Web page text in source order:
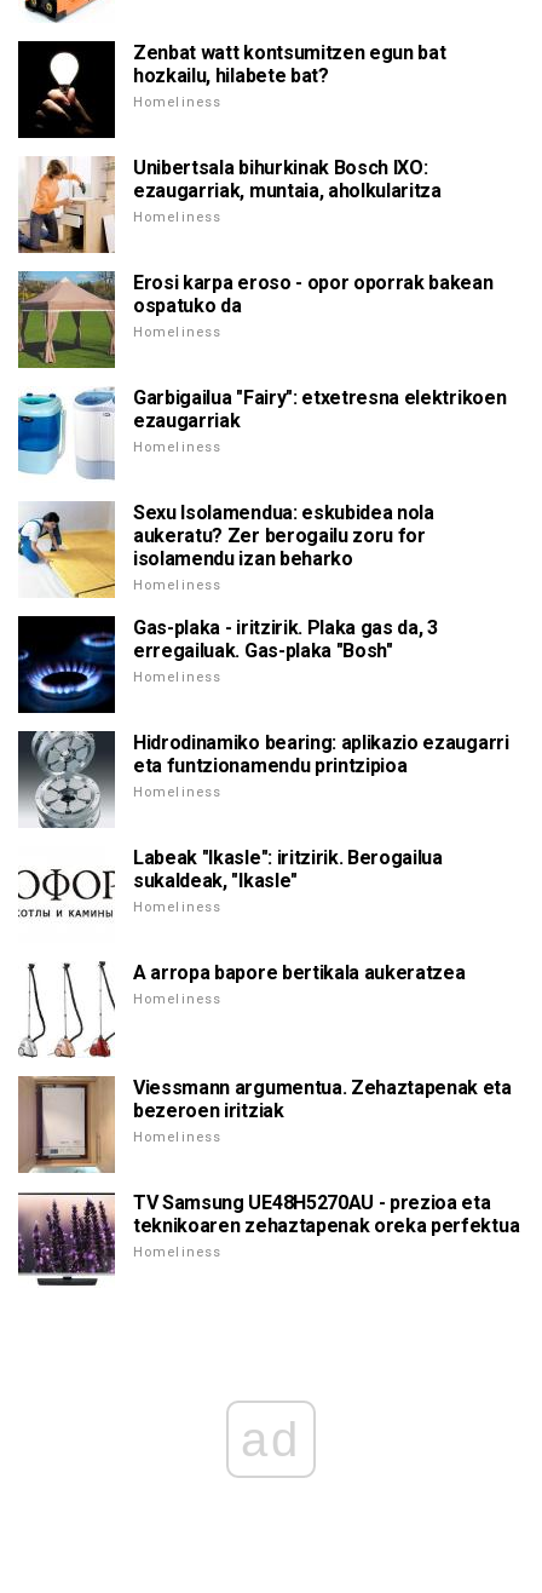
Zenbat watt kontsumitzen egun bat
hozkailu, hilabete bat?
Homeliness
Unibertsala bihurkinak Bosch IXO:
ezaugarriak, muntaia, aholkularitza
Homeliness
Erosi karpa eroso - opor oporrak bakean
ospatuko da
Homeliness
Garbigailua "Fairy": etxetresna elektrikoen
ezaugarriak
Homeliness
Sexu Isolamendua: eskubidea nola
aukeratu? Zer berogailu zoru for
isolamendu izan beharko
Homeliness
Gas-plaka - iritzirik. Plaka gas da, 3
erregailuak. Gas-plaka "Bosh"
Homeliness
Hidrodinamiko bearing: aplikazio ezaugarri
eta funtzionamendu printzipioa
Homeliness
Labeak "Ikasle": iritzirik. Berogailua
sukaldeak, "Ikasle"
Homeliness
A arropa bapore bertikala aukeratzea
Homeliness
Viessmann argumentua. Zehaztapenak eta
bezeroen iritziak
Homeliness
TV Samsung UE48H5270AU - prezioa eta
teknikoaren zehaztapenak oreka perfektua
Homeliness
ad